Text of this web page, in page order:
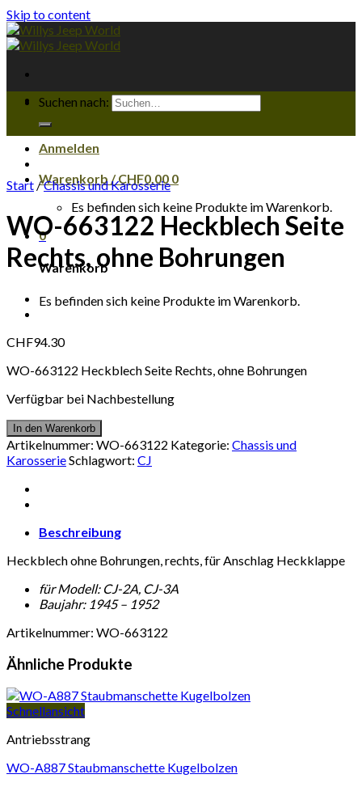
Skip to content
Suchen nach:
Anmelden
Warenkorb /CHF0.00 0
Es befinden sich keine Produkte im Warenkorb.
0
Warenkorb
Es befinden sich keine Produkte im Warenkorb.
Start /Chassis und Karosserie
WO-663122 Heckblech Seite
Rechts, ohne Bohrungen
CHF94.30
WO-663122 Heckblech Seite Rechts, ohne Bohrungen
Verfügbar bei Nachbestellung
In den Warenkorb
Artikelnummer: WO-663122 Kategorie: Chassis und
KarosserieSchlagwort: CJ
Beschreibung
Heckblech ohne Bohrungen, rechts, für Anschlag Heckklappe
für Modell: CJ-2A, CJ-3A
Baujahr: 1945 – 1952
Artikelnummer: WO-663122
Ähnliche Produkte
Schnellansicht
Antriebsstrang
WO-A887 Staubmanschette Kugelbolzen